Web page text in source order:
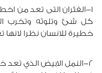
١-الفئران التى تعد من
كل شئ وتلوثه وتخرب
خطيرة للانسان نظرا لانها
٢-النمل الابيض الذي